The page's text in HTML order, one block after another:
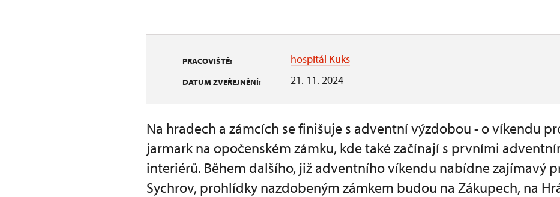
PRACOVIŠTĚ: hospitál Kuks
DATUM ZVEŘEJNĚNÍ: 21. 11. 2024
Na hradech a zámcích se finišuje s adventní výzdobou - o víkendu
jarmark na opočenském zámku, kde také začínají s prvními
interiérů. Během dalšího, již adventního víkendu nabídne zajímavý
Sychrov, prohlídky nazdobeným zámkem budou na Zákupech, na